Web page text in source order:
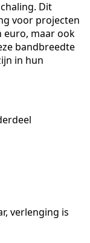
Dit
voor projecten
euro, maar ook
bandbreedte
in hun
verlenging is